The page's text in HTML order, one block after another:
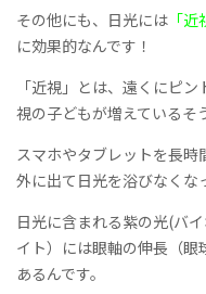
その他にも、日光には 「
に効果的なんです！
「近視」とは、遠くにピ
視の子どもが増えているそ
スマホやタブレットを長時
外に出て日光を浴びなくな
日光に含まれる紫の光(バ
イト）には眼軸の伸長（
あるんです。